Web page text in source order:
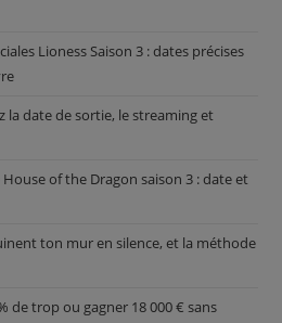
Lioness Saison 3 : dates précises
la date de sortie, le streaming et
of the Dragon saison 3 : date et
ton mur en silence, et la méthode
de trop ou gagner 18 000 € sans